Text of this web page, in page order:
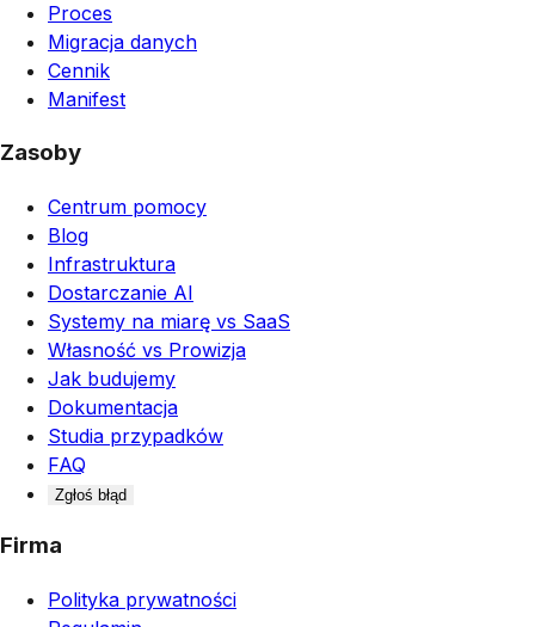
Proces
Migracja danych
Cennik
Manifest
Zasoby
Centrum pomocy
Blog
Infrastruktura
Dostarczanie AI
Systemy na miarę vs SaaS
Własność vs Prowizja
Jak budujemy
Dokumentacja
Studia przypadków
FAQ
Zgłoś błąd
Firma
Polityka prywatności